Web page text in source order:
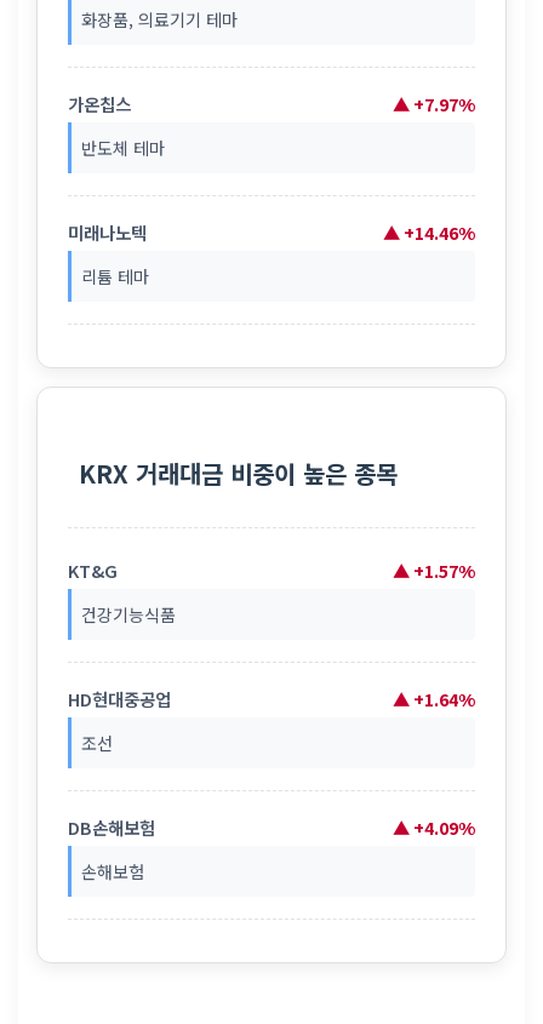
화장품, 의료기기 테마
가온칩스 ▲ +7.97%
반도체 테마
미래나노텍 ▲ +14.46%
리튬 테마
KRX 거래대금 비중이 높은 종목
KT&G ▲ +1.57%
건강기능식품
HD현대중공업 ▲ +1.64%
조선
DB손해보험 ▲ +4.09%
손해보험